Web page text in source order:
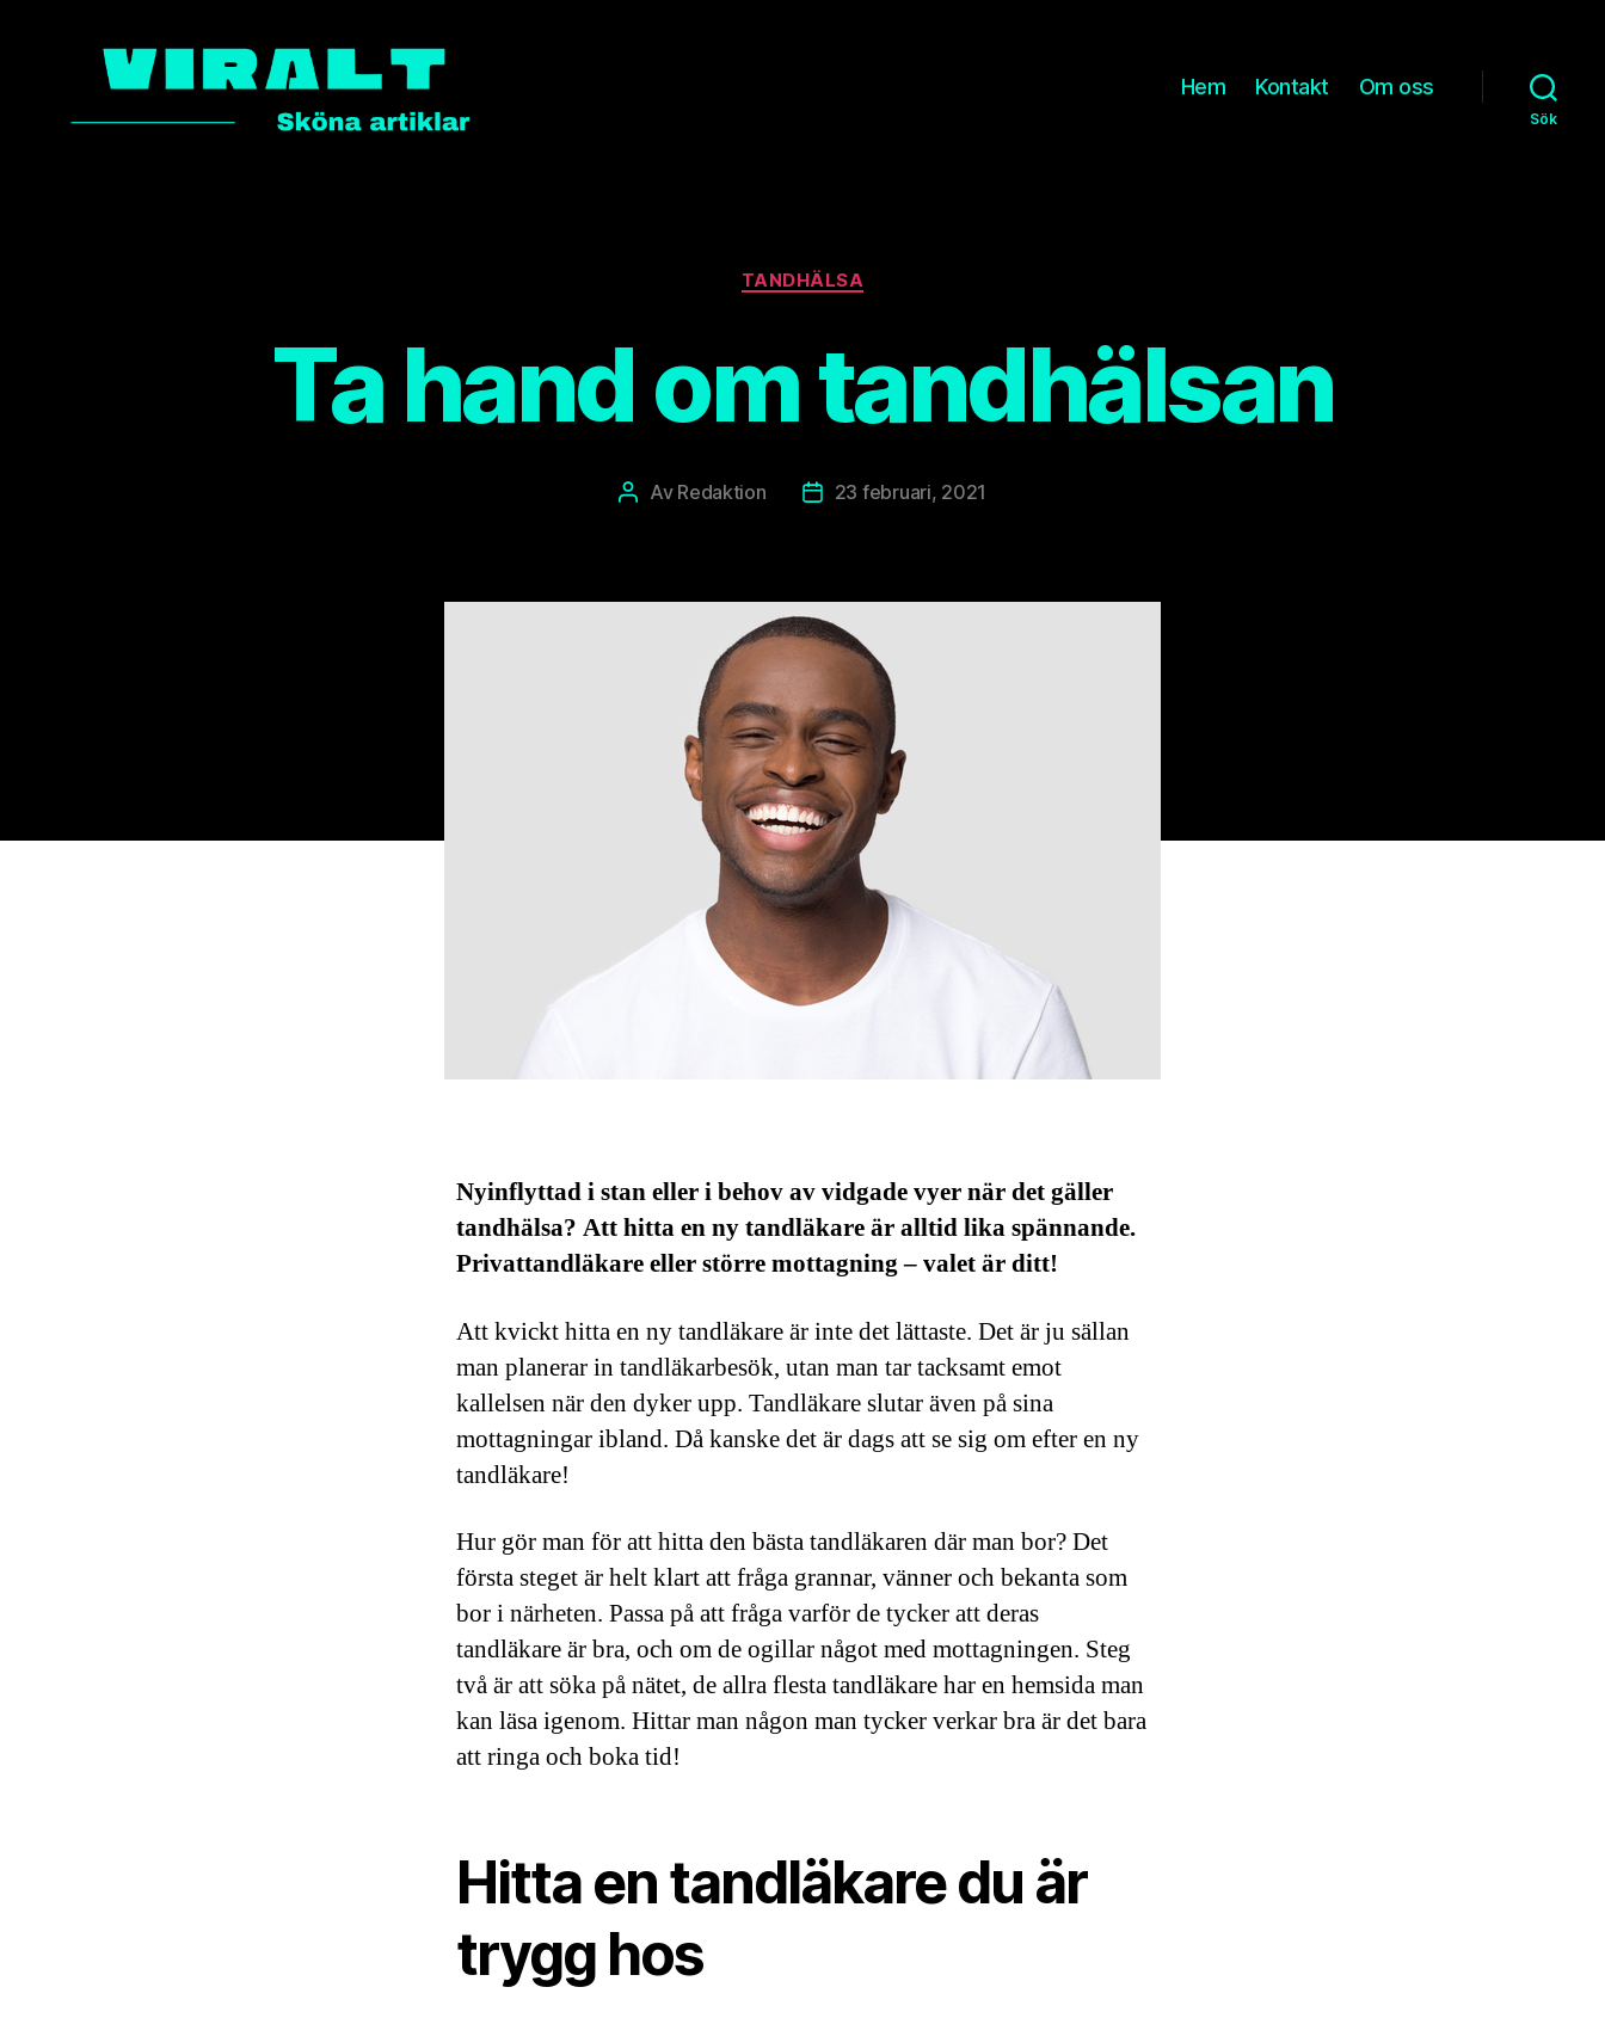
Hem Kontakt Om oss
Sök
Kategorier
TANDHÄLSA
Ta hand om tandhälsan
Inläggsförfattare
Av Redaktion Inläggsdatum
23 februari, 2021
Nyinflyttad i stan eller i behov av vidgade vyer när det gäller
tandhälsa? Att hitta en ny tandläkare är alltid lika spännande.
Privattandläkare eller större mottagning – valet är ditt!
Att kvickt hitta en ny tandläkare är inte det lättaste. Det är ju sällan
man planerar in tandläkarbesök, utan man tar tacksamt emot
kallelsen när den dyker upp. Tandläkare slutar även på sina
mottagningar ibland. Då kanske det är dags att se sig om efter en ny
tandläkare!
Hur gör man för att hitta den bästa tandläkaren där man bor? Det
första steget är helt klart att fråga grannar, vänner och bekanta som
bor i närheten. Passa på att fråga varför de tycker att deras
tandläkare är bra, och om de ogillar något med mottagningen. Steg
två är att söka på nätet, de allra flesta tandläkare har en hemsida man
kan läsa igenom. Hittar man någon man tycker verkar bra är det bara
att ringa och boka tid!
Hitta en tandläkare du är
trygg hos